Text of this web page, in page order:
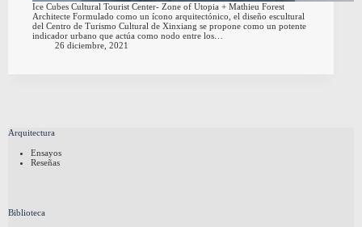
Ice Cubes Cultural Tourist Center- Zone of Utopia + Mathieu Forest
Architecte Formulado como un ícono arquitectónico, el diseño escultural
del Centro de Turismo Cultural de Xinxiang se propone como un potente
indicador urbano que actúa como nodo entre los…
26 diciembre, 2021
Arquitectura
Ensayos
Reseñas
Biblioteca